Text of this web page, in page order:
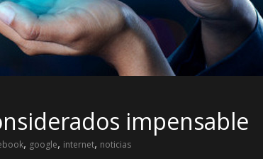
impensable
, google, internet, noticias